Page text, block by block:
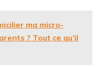
ma micro-
? Tout ce qu’il